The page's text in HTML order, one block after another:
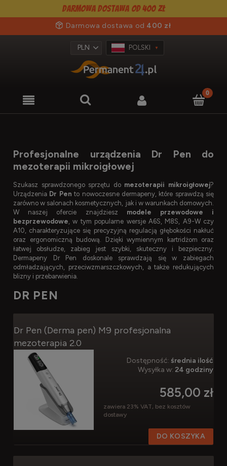
Darmowa dostawa od 400 zł
Darmowa dostawa od 400 zł
POLSKI
Profesjonalne urządzenia Dr Pen do
mezoterapii mikroigłowej
Szukasz sprawdzonego sprzętu do mezoterapii mikroigłowej?
Urządzenia Dr Pen to nowoczesne dermapeny, które sprawdzą się
zarówno w salonach kosmetycznych, jak i w warunkach domowych.
W naszej ofercie znajdziesz modele przewodowe i
bezprzewodowe, w tym popularne wersje A6S, M8S, A9-W czy
A10, charakteryzujące się precyzyjną regulacją głębokości nakłuć
oraz ergonomiczną budową. Dzięki wymiennym kartridżom oraz
łatwej obsłudze, zabieg jest szybki, skuteczny i bezpieczny.
Dermapeny Dr Pen doskonale sprawdzają się w zabiegach
odmładzających, przeciwzmarszczkowych, a także redukujących
blizny i przebarwienia.
DR PEN
Dr Pen (Derma pen) M9 profesjonalna
mezoterapia 2.0
Dostępność: średnia ilość
Wysyłka w: 24 godziny
585,00 zł
zawiera 23% VAT, bez kosztów
dostawy
DO KOSZYKA